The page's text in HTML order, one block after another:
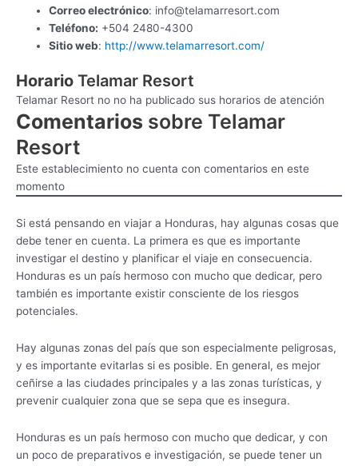
Correo electrónico: info@telamarresort.com
Teléfono: +504 2480-4300
Sitio web: http://www.telamarresort.com/
Horario Telamar Resort
Telamar Resort no no ha publicado sus horarios de atención
Comentarios sobre Telamar
Resort
Este establecimiento no cuenta con comentarios en este
momento
Si está pensando en viajar a Honduras, hay algunas cosas que
debe tener en cuenta. La primera es que es importante
investigar el destino y planificar el viaje en consecuencia.
Honduras es un país hermoso con mucho que dedicar, pero
también es importante existir consciente de los riesgos
potenciales.
Hay algunas zonas del país que son especialmente peligrosas,
y es importante evitarlas si es posible. En general, es mejor
ceñirse a las ciudades principales y a las zonas turísticas, y
prevenir cualquier zona que se sepa que es insegura.
Honduras es un país hermoso con mucho que dedicar, y con
un poco de preparativos e investigación, se puede tener un